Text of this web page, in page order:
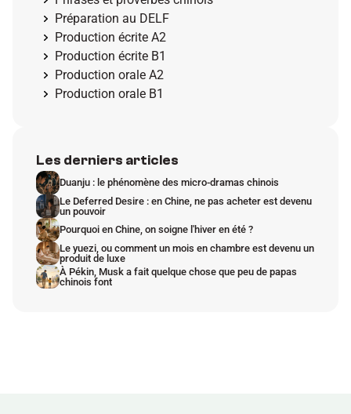
Préparation au DELF
Production écrite A2
Production écrite B1
Production orale A2
Production orale B1
Les derniers articles
Duanju : le phénomène des micro-dramas chinois
Le Deferred Desire : en Chine, ne pas acheter est devenu
un pouvoir
Pourquoi en Chine, on soigne l'hiver en été ?
Le yuezi, ou comment un mois en chambre est devenu un
produit de luxe
À Pékin, Musk a fait quelque chose que peu de papas
chinois font